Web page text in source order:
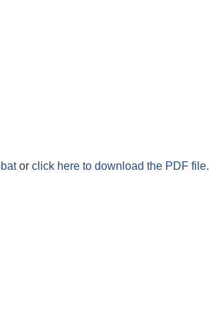
or click here to download the PDF file.